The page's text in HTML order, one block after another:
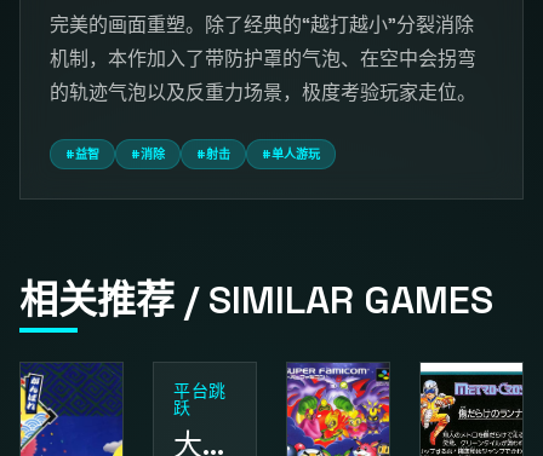
完美的画面重塑。除了经典的“越打越小”分裂消除
机制，本作加入了带防护罩的气泡、在空中会拐弯
的轨迹气泡以及反重力场景，极度考验玩家走位。
#益智 #消除 #射击 #单人游玩
相关推荐 / SIMILAR GAMES
平台跳
跃
大金刚国度2